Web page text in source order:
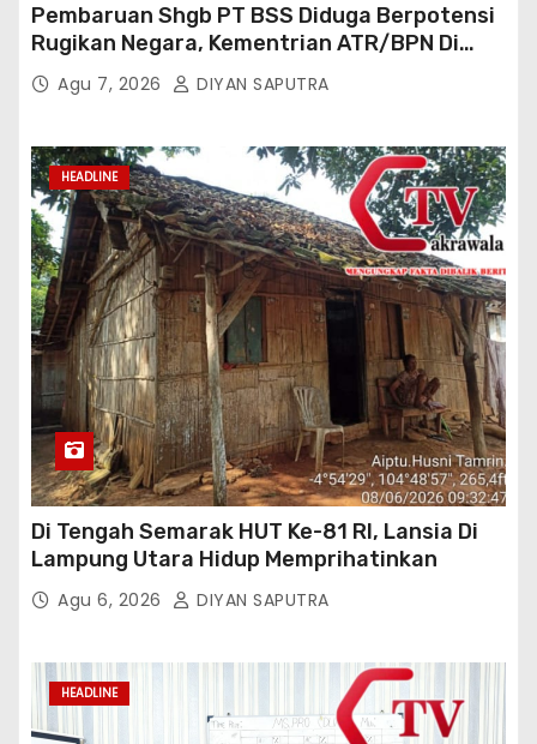
Pembaruan Shgb PT BSS Diduga Berpotensi
Rugikan Negara, Kementrian ATR/BPN Di
Gugat Di PTUN Jakarta
Agu 7, 2026 DIYAN SAPUTRA
HEADLINE
Di Tengah Semarak HUT Ke-81 RI, Lansia Di
Lampung Utara Hidup Memprihatinkan
Agu 6, 2026 DIYAN SAPUTRA
HEADLINE